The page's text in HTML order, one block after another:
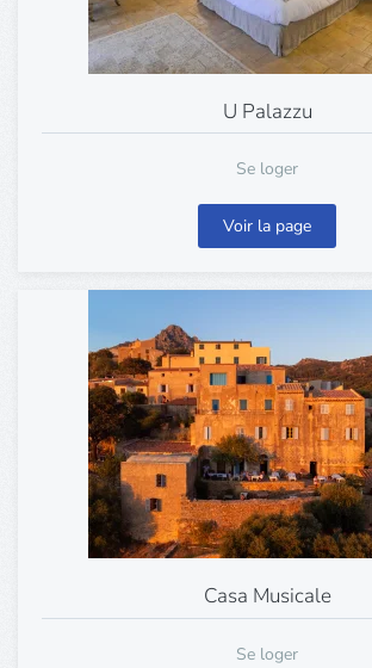
U Palazzu
Se loger
Voir la page
Casa Musicale
Se loger